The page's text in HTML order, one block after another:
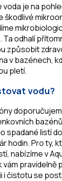
je na
Ta odhalí
způsobit
v bazénech,
pletí.
vodu?
spadané listí
hodin. Pro ty,
nabízíme v
vám pravidelně
i čistotu se